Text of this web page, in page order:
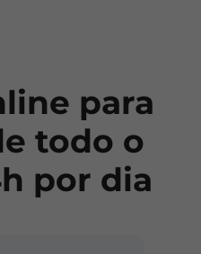
para
todo o
por dia